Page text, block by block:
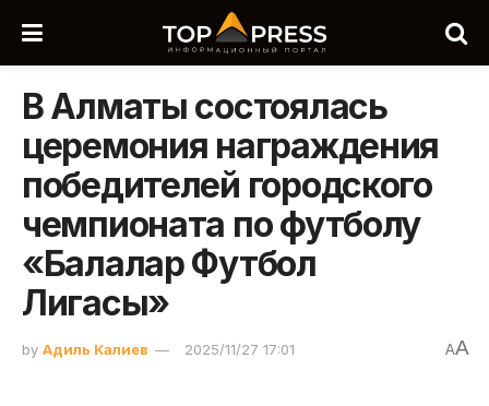
В Алматы состоялась
церемония награждения
победителей городского
чемпионата по футболу
«Балалар Футбол
Лигасы»
by Адиль Калиев 2025/11/27 17:01 AA